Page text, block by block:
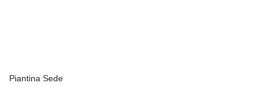
Piantina Sede